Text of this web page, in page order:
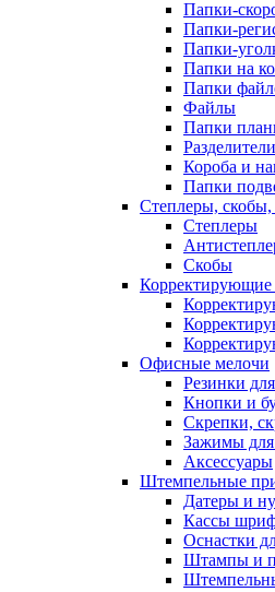
Папки-
Папки-
Папки-
Папки на
Папки
Файлы
Папки
Короба и
Папки
Степлеры, скобы,
Степлеры
Скобы
Корректирующие
Офисные мелочи
Резинки
Кнопки и
Скрепки,
Зажимы для
Аксессуары
Штемпельные
Датеры и
Кассы
Оснастки
Штампы и